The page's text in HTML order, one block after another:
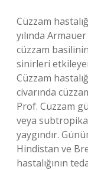
Cüzzam
yılında
cüzzam
sinirleri
Cüzzam
civarında
Prof. Cüzzam
veya
yaygındır.
Hindistan ve
hastalığının